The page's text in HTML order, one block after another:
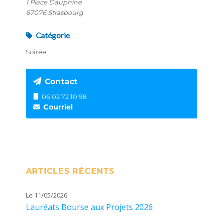
1 Place Dauphine
67076 Strasbourg
Catégorie
Soirée
Contact
06 02 72 10 98
Courriel
ARTICLES RÉCENTS
Le 11/05/2026
Lauréats Bourse aux Projets 2026